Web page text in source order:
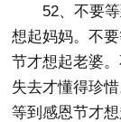
52、不要
想起妈妈。不
节才想起老婆
失去才懂得珍
等到感恩节才想